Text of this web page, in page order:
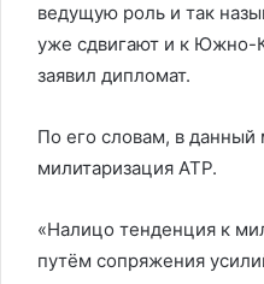
ведущую роль и так
уже сдвигают и к
заявил дипломат.
По его словам, в
милитаризация АТР.
«Налицо тенденция к
путём сопряжения